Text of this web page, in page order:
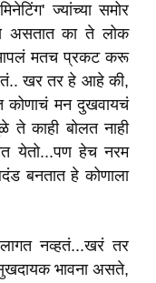
ज्यांच्या समोर
असतात का ते लोक
आपलं मतच प्रकट करू
खर तर हे आहे की,
कोणाचं मन दुखवायचं
ते काही बोलत नाही
येतो...पण हेच नरम
बनतात हे कोणाला
नव्हतं...खरं तर
भावना असते,